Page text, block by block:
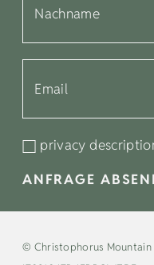
privacy
ANFRAGE
© Christophorus Mountain